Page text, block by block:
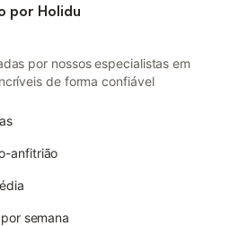
por Holidu
por nossos especialistas em
de forma confiável
anfitrião
semana